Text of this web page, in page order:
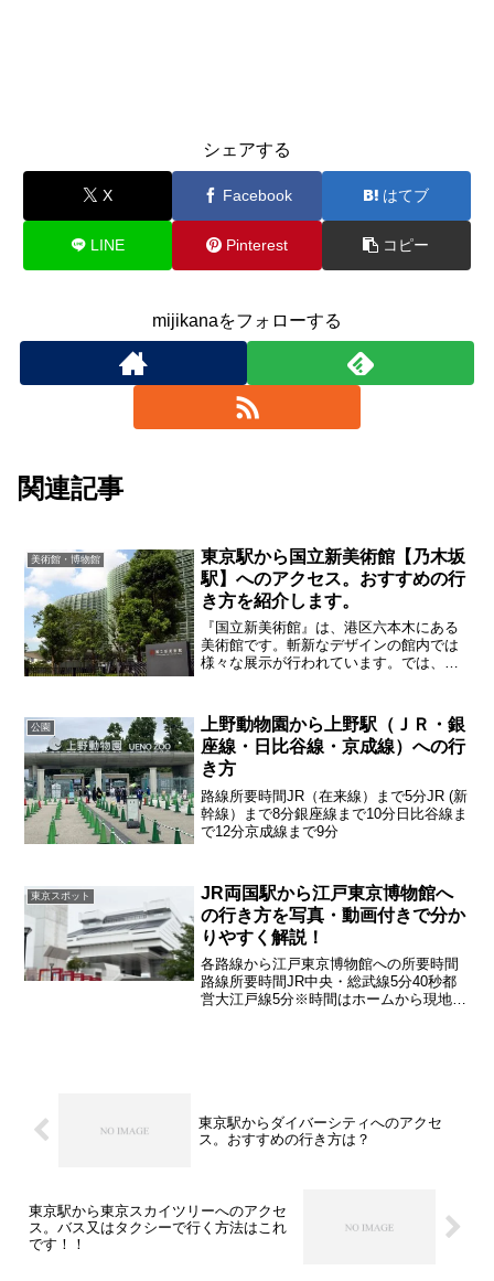
シェアする
X Facebook はてブ
LINE Pinterest コピー
mijikanaをフォローする
関連記事
美術館・博物館
東京駅から国立新美術館【乃木坂
駅】へのアクセス。おすすめの行
き方を紹介します。
『国立新美術館』は、港区六本木にある
美術館です。斬新なデザインの館内では
様々な展示が行われています。では、東
の行き方を紹介します。
公園
上野動物園から上野駅（ＪＲ・銀
座線・日比谷線・京成線）への行
き方
路線所要時間JR（在来線）まで5分JR (新
幹線）まで8分銀座線まで10分日比谷線ま
で12分京成線まで9分
東京スポット
JR両国駅から江戸東京博物館へ
の行き方を写真・動画付きで分か
りやすく解説！
各路線から江戸東京博物館への所要時間
路線所要時間JR中央・総武線5分40秒都
営大江戸線5分※時間はホームから現地ま
東京駅からダイバーシティへのアクセ
ス。おすすめの行き方は？
東京駅から東京スカイツリーへのアクセ
ス。バス又はタクシーで行く方法はこれ
です！！